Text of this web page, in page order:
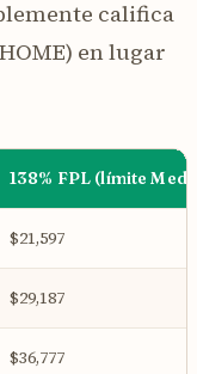
califica
en lugar
138% FPL (límite
$21,597
$29,187
$36,777